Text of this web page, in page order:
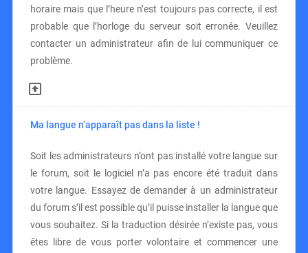
horaire mais que l’heure n’est toujours pas correcte, il est
probable que l’horloge du serveur soit erronée. Veuillez
contacter un administrateur afin de lui communiquer ce
problème.
Ma langue n’apparaît pas dans la liste !
Soit les administrateurs n’ont pas installé votre langue sur
le forum, soit le logiciel n’a pas encore été traduit dans
votre langue. Essayez de demander à un administrateur
du forum s’il est possible qu’il puisse installer la langue que
vous souhaitez. Si la traduction désirée n’existe pas, vous
êtes libre de vous porter volontaire et commencer une